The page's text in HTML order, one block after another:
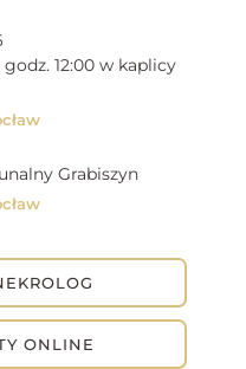
godz. 12:00 w kaplicy
Grabiszyn
ONLINE